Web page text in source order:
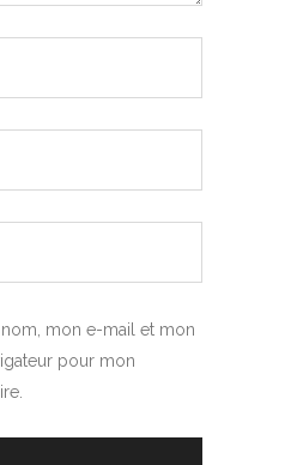
mon e-mail et mon
pour mon